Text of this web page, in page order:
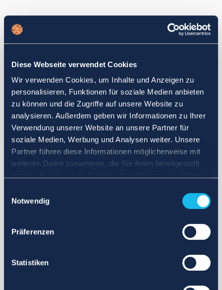
Diese Webseite verwendet Cookies
Wir verwenden Cookies, um Inhalte und Anzeigen zu
personalisieren, Funktionen für soziale Medien anbieten
zu können und die Zugriffe auf unsere Website zu
analysieren. Außerdem geben wir Informationen zu Ihrer
Verwendung unserer Website an unsere Partner für
soziale Medien, Werbung und Analysen weiter. Unsere
Partner führen diese Informationen möglicherweise mit
weiteren Daten zusammen, die Sie ihnen bereitgestellt
Notwendig
Präferenzen
Statistiken